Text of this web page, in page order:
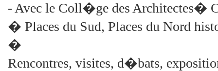
- Avec le Coll�ge des Architectes�
� Places du Sud, Places du Nord
�
Rencontres, visites, d�bats,